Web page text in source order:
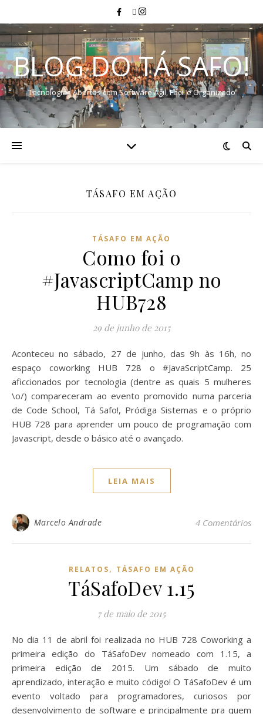
BLOG DO TÁ SAFO!
Tecnologias Abertas com Software Ágil, Fácil e Organizado
TÁSAFO EM AÇÃO
TÁSAFO EM AÇÃO
Como foi o
#JavascriptCamp no
HUB728
29 de junho de 2015
Aconteceu no sábado, 27 de junho, das 9h às 16h, no
espaço coworking HUB 728 o #JavaScriptCamp. 25
aficcionados por tecnologia (dentre as quais 5 mulheres
\o/) compareceram ao evento promovido numa parceria
de Code School, Tá Safo!, Pródiga Sistemas e o próprio
HUB 728 para aprender um pouco de programação com
Javascript, desde o básico até o avançado.
LEIA MAIS
Marcelo Andrade 4 Comentários
RELATOS, TÁSAFO EM AÇÃO
TáSafoDev 1.15
7 de maio de 2015
No dia 11 de abril foi realizada no HUB 728 Coworking a
primeira edição do TáSafoDev nomeado com 1.15, a
primeira edição de 2015. Um sábado de muito
aprendizado, interação e muito código! O TáSafoDev é um
evento voltado para programadores, curiosos por
desenvolvimento de software e principalmente pra quem